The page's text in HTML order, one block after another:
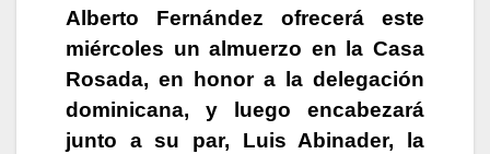
s
A
p
p
gr
a
m
e
b
o
o
s
e
n
g
s
k
y
e
dI
n
nt m
p
ar
tir
Alberto Fernández ofrecerá este
miércoles un almuerzo en la Casa
Rosada, en honor a la delegación
dominicana, y luego encabezará
junto a su par, Luis Abinader, la